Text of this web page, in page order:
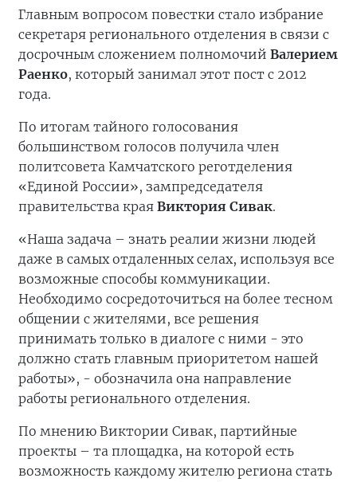
Главным вопросом повестки стало избрание
секретаря регионального отделения в связи с
досрочным сложением полномочий Валерием
Раенко, который занимал этот пост с 2012
года.
По итогам тайного голосования
большинством голосов получила член
политсовета Камчатского реготделения
«Единой России», зампредседателя
правительства края Виктория Сивак.
«Наша задача – знать реалии жизни людей
даже в самых отдаленных селах, используя все
возможные способы коммуникации.
Необходимо сосредоточиться на более тесном
общении с жителями, все решения
принимать только в диалоге с ними - это
должно стать главным приоритетом нашей
работы», - обозначила она направление
работы регионального отделения.
По мнению Виктории Сивак, партийные
проекты – та площадка, на которой есть
возможность каждому жителю региона стать